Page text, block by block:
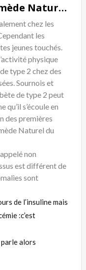
Le diabète de type 2 Remède Naturel du Diabète
chez les
les
jeunes touchés.
physique
type 2 chez des
Sournois et
de type 2 peut
s’écoule en
des premières
Naturel du
non
est différent de
sont
de l’insuline mais
:c’est
alors